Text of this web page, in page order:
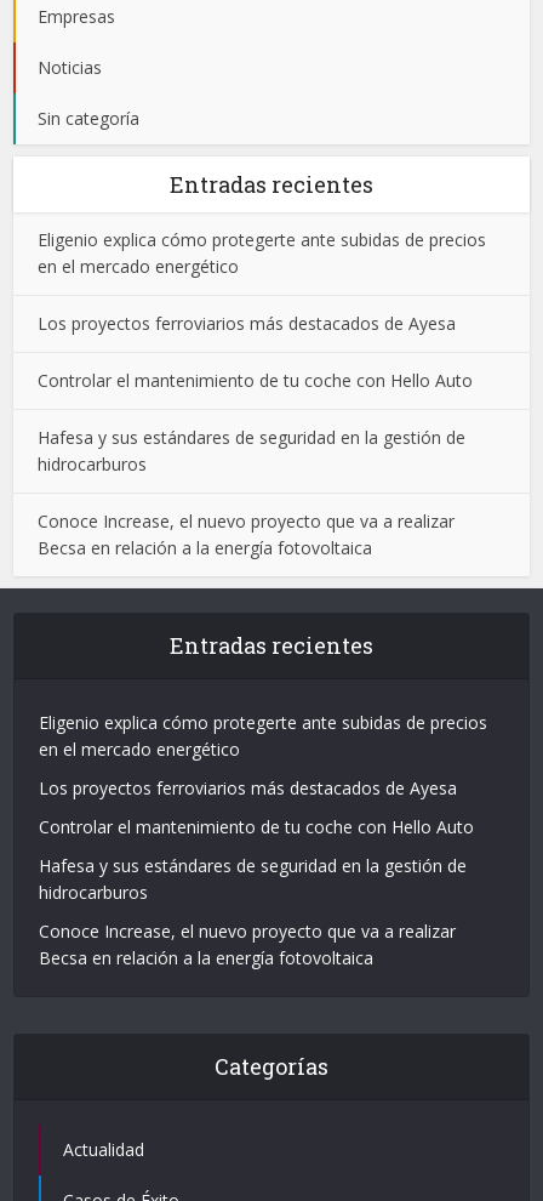
Empresas
Noticias
Sin categoría
Entradas recientes
Eligenio explica cómo protegerte ante subidas de precios
en el mercado energético
Los proyectos ferroviarios más destacados de Ayesa
Controlar el mantenimiento de tu coche con Hello Auto
Hafesa y sus estándares de seguridad en la gestión de
hidrocarburos
Conoce Increase, el nuevo proyecto que va a realizar
Becsa en relación a la energía fotovoltaica
Entradas recientes
Eligenio explica cómo protegerte ante subidas de precios
en el mercado energético
Los proyectos ferroviarios más destacados de Ayesa
Controlar el mantenimiento de tu coche con Hello Auto
Hafesa y sus estándares de seguridad en la gestión de
hidrocarburos
Conoce Increase, el nuevo proyecto que va a realizar
Becsa en relación a la energía fotovoltaica
Categorías
Actualidad